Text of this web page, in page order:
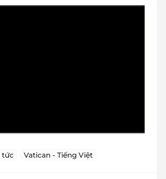
tức Vatican - Tiếng Việt